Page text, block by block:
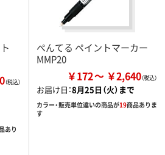
あり
ぺんてる ペイントマーカー
MMP20
￥172 ￥2,640
お届け日：8月25日（火）まで
カラー・販売単位違いの商品が19商品ありま
す